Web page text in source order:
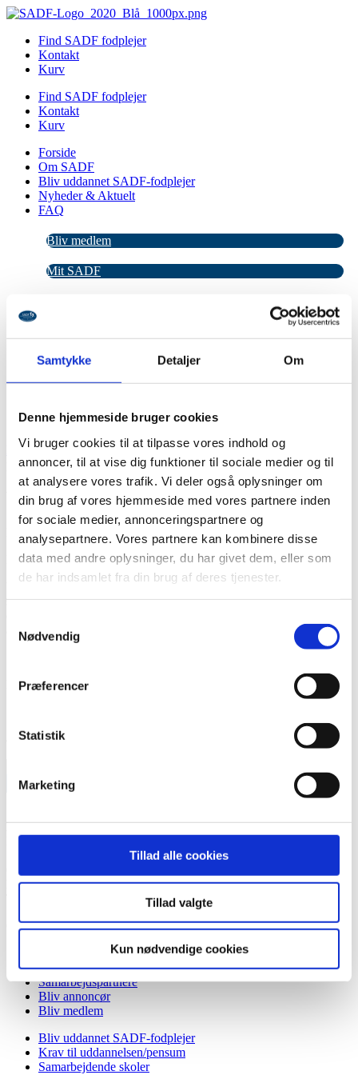
Samtykke Detaljer Om
Denne hjemmeside bruger cookies
Vi bruger cookies til at tilpasse vores indhold og
annoncer, til at vise dig funktioner til sociale medier og til
at analysere vores trafik. Vi deler også oplysninger om
din brug af vores hjemmeside med vores partnere inden
for sociale medier, annonceringspartnere og
analysepartnere. Vores partnere kan kombinere disse
data med andre oplysninger, du har givet dem, eller som
de har indsamlet fra din brug af deres tjenester.
Nødvendig
Præferencer
Statistik
Marketing
Tillad alle cookies
Tillad valgte
Kun nødvendige cookies
Videre
indholdFind SADF fodplejer
Kontakt
Kurv
Find SADF fodplejer
Kontakt
Kurv
Forside
Om SADF
Bliv uddannet SADF-fodplejer
Nyheder & Aktuelt
FAQ
Bliv medlem
Mit SADF
FAQ
Mit SADF
Forside /Merchandise /Postkort/ Vejledning til køb af fodtøj –
postkort
Vejledning til køb af fodtøj – postkort
Du kender dem sikkert allerede.
Postkortene som ligger til “tryk-selv” brug.
Vi har trykt de farvede postkort op i en lækker postkort kvalitet, i A5
størrelse. Det gør teksten let at læse og fine at bruge i klinikken, hvis
at læse om f.eks. udvidet helbredstillæg.
De ligger i pakker af 10 styks.
41 på lager
køb
fodtøj
Tilføj til kurv
Kontaktinformation
Linda Dam Havmøller (formand)
E-mail:info@danskefodplejere.dk
CVR: 85505815
Bestyrelsen
Samarbejdspartnere
Bliv annoncør
Bliv medlem
Bliv uddannet SADF-fodplejer
Krav til uddannelsen/pensum
Samarbejdende skoler